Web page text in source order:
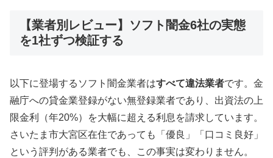
【業者別レビュー】ソフト闇金6社の実態
を1社ずつ検証する
以下に登場するソフト闇金業者はすべて違法業者です。金
融庁への貸金業登録がない無登録業者であり、出資法の上
限金利（年20%）を大幅に超える利息を請求しています。
さいたま市大宮区在住であっても「優良」「口コミ良好」
という評判がある業者でも、この事実は変わりません。